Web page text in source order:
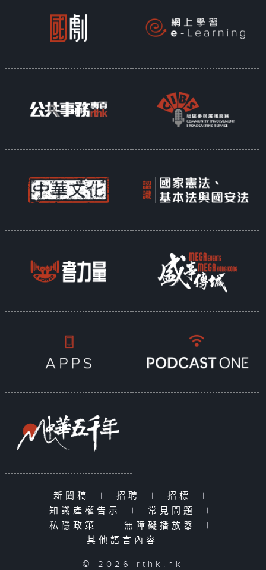
新聞稿 | 招聘 | 招標
|
知識產權告示
| 常見問題
|
私隱政策
| 無障礙播放器
|
其他語言內容
|
© 2026 rthk.hk